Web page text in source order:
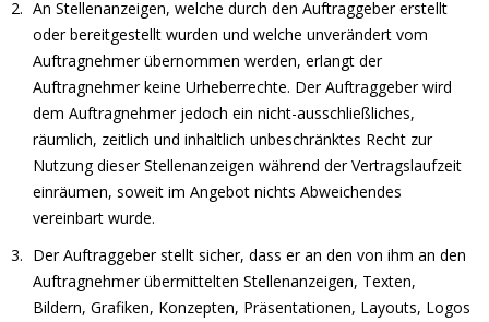
An Stellenanzeigen, welche durch den Auftraggeber erstellt
oder bereitgestellt wurden und welche unverändert vom
Auftragnehmer übernommen werden, erlangt der
Auftragnehmer keine Urheberrechte. Der Auftraggeber wird
dem Auftragnehmer jedoch ein nicht-ausschließliches,
räumlich, zeitlich und inhaltlich unbeschränktes Recht zur
Nutzung dieser Stellenanzeigen während der Vertragslaufzeit
einräumen, soweit im Angebot nichts Abweichendes
vereinbart wurde.
Der Auftraggeber stellt sicher, dass er an den von ihm an den
Auftragnehmer übermittelten Stellenanzeigen, Texten,
Bildern, Grafiken, Konzepten, Präsentationen, Layouts, Logos